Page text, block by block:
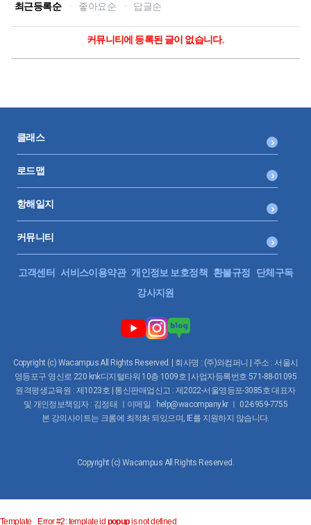
최근등록순 · 좋아요순 · 답글순
커뮤니티에 등록된 글이 없습니다.
클래스
로드맵
항해일지
커뮤니티
고객센터 서비스이용약관 개인정보 보호정책 환불규정
단체구독
강사지원
Copyright (c) Wacampus All Rights Reserved. | 회사명 : (주)와컴퍼니 | 주소 : 서울시
영등포구 영신로 220 knk디지털타워 10층 1009호 | 사업자등록번호 571-88-01095
원격평생교육원 : 제1023호 | 통신판매업신고 : 제2022-서울영등포-3085호 대표자
및 개인정보책임자 : 김정태 ㅣ이메일 : help@wacompany.kr ㅣ 02-6959-7755
본 강의사이트는 크롬에 최적화 되있으며, IE를 지원하지 않습니다.
Copyright (c) Wacampus All Rights Reserved.
Template_ Error #2: template id popupis not defined